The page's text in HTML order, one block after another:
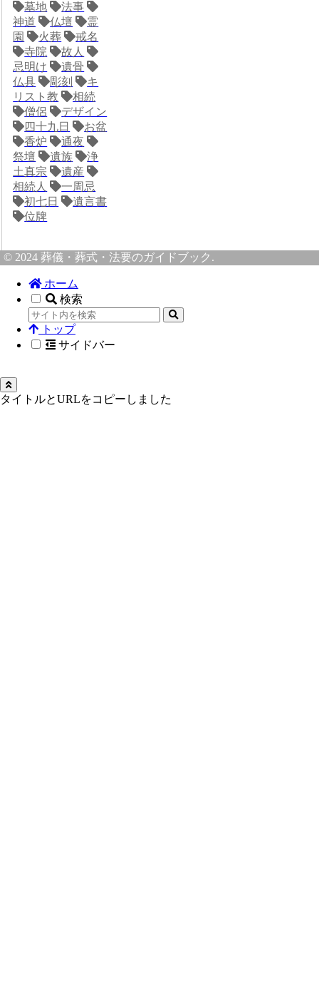
墓地
法事
神道
仏壇
霊
園
火葬
戒名
寺院
故人
忌明け
遺骨
仏具
彫刻
キ
リスト教
相続
僧侶
デザイン
四十九日
お盆
香炉
通夜
祭壇
遺族
浄
土真宗
遺産
相続人
一周忌
初七日
遺言書
位牌
© 2024 葬儀・葬式・法要のガイドブック.
ホーム
検索
トップ
サイドバー
タイトルとURLをコピーしました